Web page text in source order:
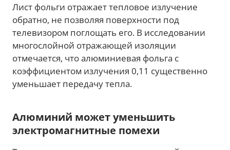
Лист фольги отражает тепловое излучение
обратно, не позволяя поверхности под
телевизором поглощать его. В исследовании
многослойной отражающей изоляции
отмечается, что алюминиевая фольга с
коэффициентом излучения 0,11 существенно
уменьшает передачу тепла.
Алюминий может уменьшить
электромагнитные помехи